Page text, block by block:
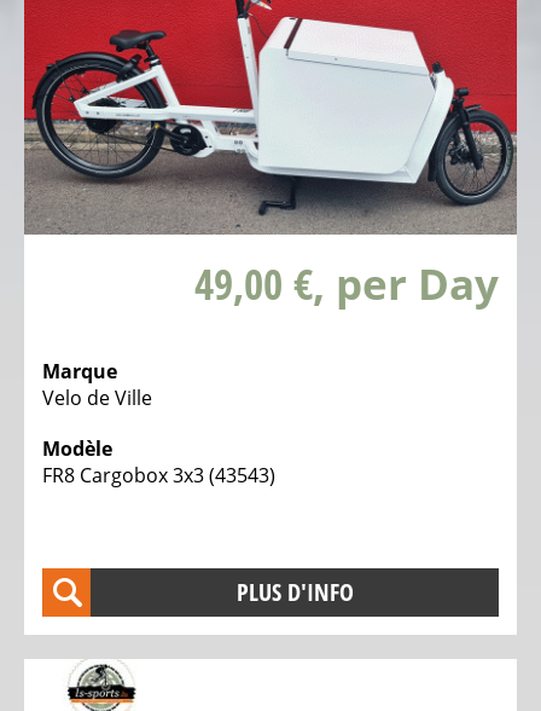
Vélos
de
transport
électriques
Trikes,
Vélos
trois
électriques
vélos
trois
électriques
Velo
de
Ville
Tout
49,00 €, per Day
Marque
Velo de Ville
Modèle
FR8 Cargobox 3x3 (43543)
PLUS D'INFO